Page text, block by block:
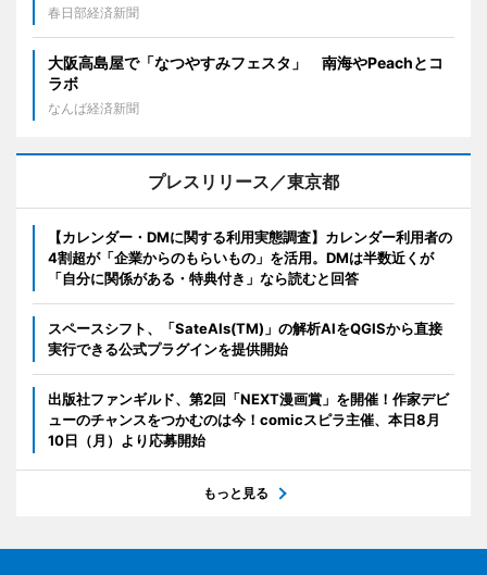
春日部経済新聞
大阪高島屋で「なつやすみフェスタ」 南海やPeachとコ
ラボ
なんば経済新聞
プレスリリース／東京都
【カレンダー・DMに関する利用実態調査】カレンダー利用者の
4割超が「企業からのもらいもの」を活用。DMは半数近くが
「自分に関係がある・特典付き」なら読むと回答
スペースシフト、「SateAIs(TM)」の解析AIをQGISから直接
実行できる公式プラグインを提供開始
出版社ファンギルド、第2回「NEXT漫画賞」を開催！作家デビ
ューのチャンスをつかむのは今！comicスピラ主催、本日8月
10日（月）より応募開始
もっと見る